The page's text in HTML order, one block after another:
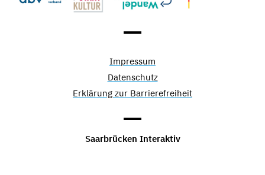
Impressum
Datenschutz
Erklärung zur Barrierefreiheit
Saarbrücken Interaktiv